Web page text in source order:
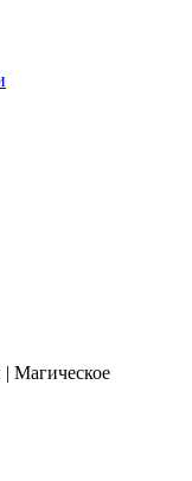
| Магическое